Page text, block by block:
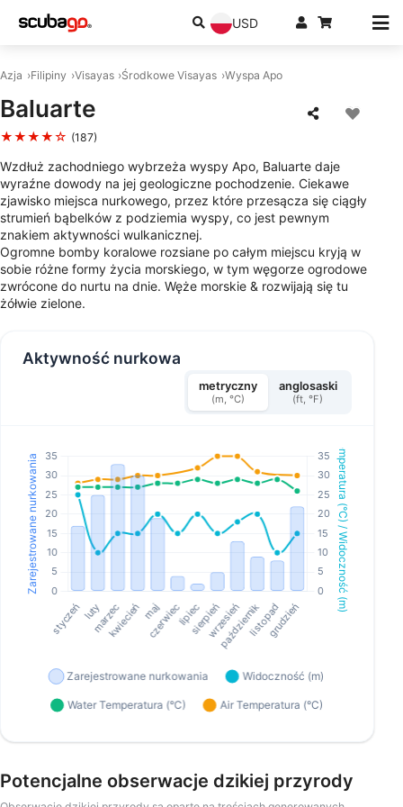
USD
Azja Filipiny Visayas Środkowe Visayas Wyspa Apo
Baluarte
★★★★☆ (187)
Wzdłuż zachodniego wybrzeża wyspy Apo, Baluarte daje
wyraźne dowody na jej geologiczne pochodzenie. Ciekawe
zjawisko miejsca nurkowego, przez które przesącza się ciągły
strumień bąbelków z podziemia wyspy, co jest pewnym
znakiem aktywności wulkanicznej.
Ogromne bomby koralowe rozsiane po całym miejscu kryją w
sobie różne formy życia morskiego, w tym węgorze ogrodowe
zwrócone do nurtu na dnie. Węże morskie & rozwijają się tu
żółwie zielone.
Aktywność nurkowa
metryczny
(m, °C)
anglosaski
(ft, °F)
Potencjalne obserwacje dzikiej przyrody